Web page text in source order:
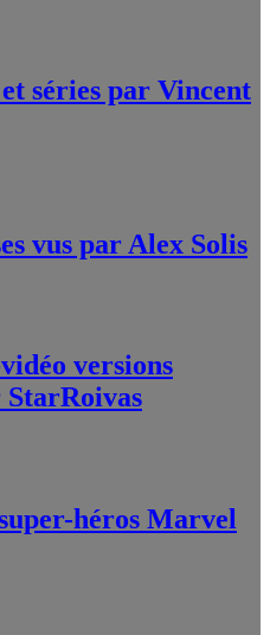
séries par Vincent
vus par Alex Solis
versions
héros Marvel